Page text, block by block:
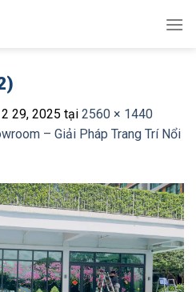
29, 2025 tại 2560 × 1440
– Giải Pháp Trang Trí Nổi